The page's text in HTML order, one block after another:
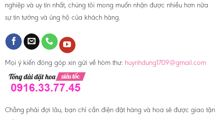
nghiệp và uy tín nhất, chúng tôi mong muốn nhận được nhiều hơn nữa
sự tin tưởng và ủng hộ của khách hàng.
Mọi ý kiến đóng góp xin gửi về hòm thư: huynhdung1709@gmail.com
Chẳng phải đợi lâu, bạn chỉ cần điện đặt hàng và hoa sẽ được giao tận